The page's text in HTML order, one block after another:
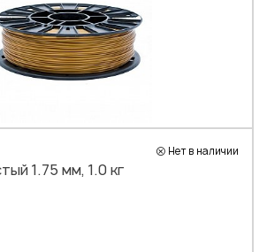
Нет в наличии
1.75 мм, 1.0 кг